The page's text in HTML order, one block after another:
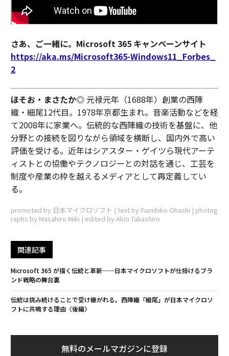
さあ、ご一緒に。Microsoft 365 キャンペーンサイト
https://aka.ms/Microsoft365-Windows11_Forbes_
2
ほそお・まさたか◎ 元禄元年（1688年）創業の西陣
織・細尾12代目。1978年京都生まれ。音楽活動などを経
て2008年に家業へ。伝統的な西陣織の技術を基盤に、他
分野との接続を図りながら領域を横断し、国内外で高い
評価を受ける。近年はシアスター・ゲイツら現代アーテ
ィストとの協働やテクノロジーとの対話を通じ、工芸を
制度や産業の枠を越えるメディアとして再定義してい
る。
promoted by 日本マイクロソフト | text by Fumihiko Ohashi | photog
raphs by Masahiro Miki | edited by Akio Takashiro
関連記事
Microsoft 365 が描く伝統と革新──日本マイクロソフトが仕掛けるブラ
ンド戦略の舞台裏
伝統は挑み続けることで受け継がれる。西陣織「細尾」が日本マイクロソ
フトに共鳴する理由〈後編〉
無料のメールマガジンに登録